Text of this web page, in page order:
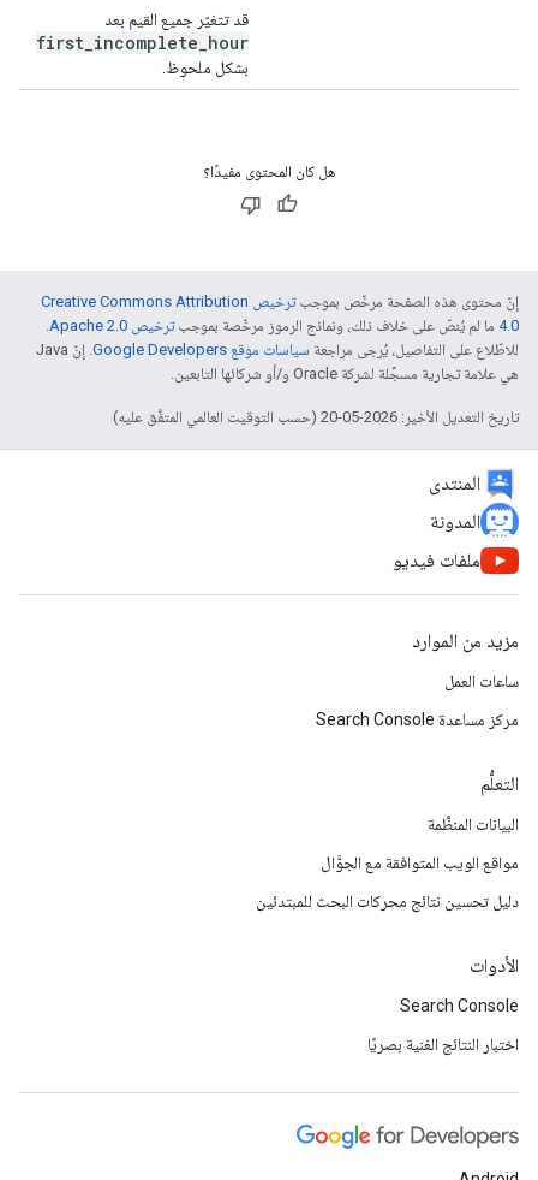
قد تتغيّر جميع القيم بعد
first_incomplete_hour
بشكل ملحوظ.
هل كان المحتوى مفيدًا؟
إنّ محتوى هذه الصفحة مرخّص بموجب
ترخيص Creative Commons Attribution
4.0‏ ما لم يُنصّ على خلاف ذلك، ونماذج الرموز مرخّصة بموجبترخيص Apache 2.0‏
.
للاطّلاع على التفاصيل، يُرجى مراجعة سياسات موقع Google Developers‏
. إنّ Java
هي علامة تجارية مسجَّلة لشركة Oracle و/أو شركائها التابعين.
تاريخ التعديل الأخير: 2026-05-20 (حسب التوقيت العالمي المتفَّق عليه)
المنتدى
المدونة
ملفات فيديو
مزيد من الموارد
ساعات العمل
مركز مساعدة Search Console
التعلُّم
البيانات المنظَّمة
مواقع الويب المتوافقة مع الجوَّال
دليل تحسين نتائج محركات البحث للمبتدئين
الأدوات
Search Console
اختبار النتائج الغنية بصريًا